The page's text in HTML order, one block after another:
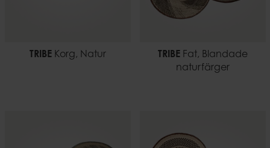
TRIBEKorg, Natur TRIBEFat, Blandade
naturfärger